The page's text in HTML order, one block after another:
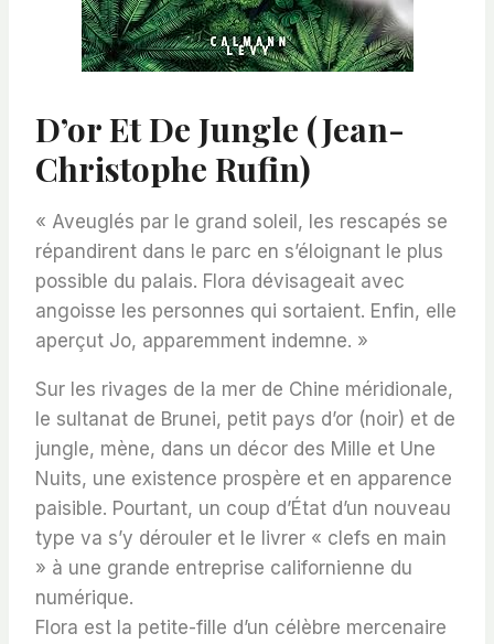
D’or Et De Jungle (Jean-
Christophe Rufin)
« Aveuglés par le grand soleil, les rescapés se
répandirent dans le parc en s’éloignant le plus
possible du palais. Flora dévisageait avec
angoisse les personnes qui sortaient. Enfin, elle
aperçut Jo, apparemment indemne. »
Sur les rivages de la mer de Chine méridionale,
le sultanat de Brunei, petit pays d’or (noir) et de
jungle, mène, dans un décor des Mille et Une
Nuits, une existence prospère et en apparence
paisible. Pourtant, un coup d’État d’un nouveau
type va s’y dérouler et le livrer « clefs en main
» à une grande entreprise californienne du
numérique.
Flora est la petite-fille d’un célèbre mercenaire